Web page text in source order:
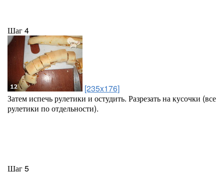
Шаг 4
[235x176]
Затем испечь рулетики и остудить. Разрезать на кусочки (все
рулетики по отдельности).
Шаг 5